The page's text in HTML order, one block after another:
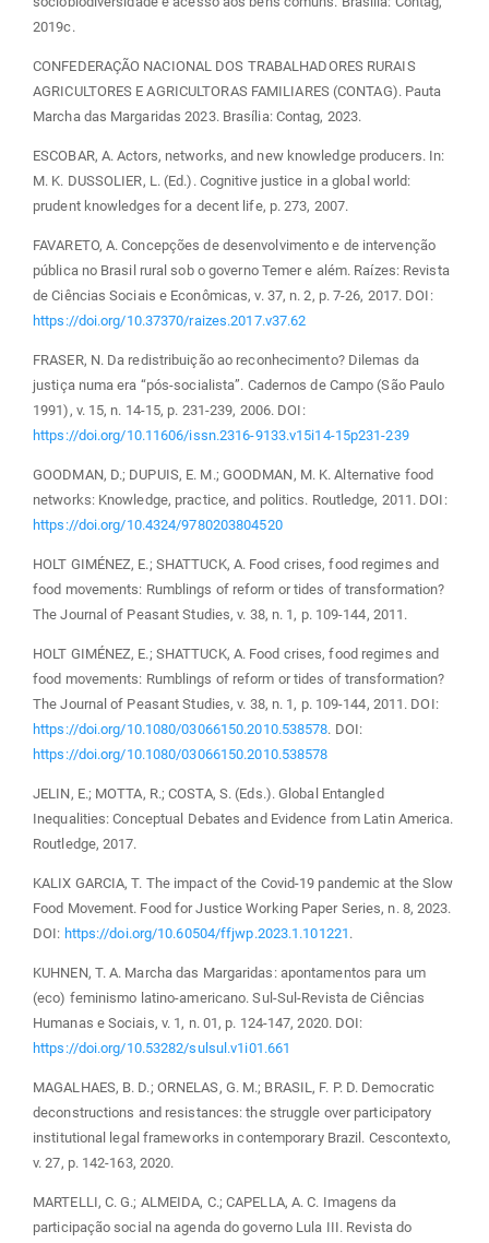
2019c.
CONFEDERAÇÃO NACIONAL DOS TRABALHADORES RURAIS
AGRICULTORES E AGRICULTORAS FAMILIARES (CONTAG). Pauta
Marcha das Margaridas 2023. Brasília: Contag, 2023.
ESCOBAR, A. Actors, networks, and new knowledge producers. In:
M. K. DUSSOLIER, L. (Ed.). Cognitive justice in a global world:
prudent knowledges for a decent life, p. 273, 2007.
FAVARETO, A. Concepções de desenvolvimento e de intervenção
pública no Brasil rural sob o governo Temer e além. Raízes: Revista
de Ciências Sociais e Econômicas, v. 37, n. 2, p. 7-26, 2017. DOI:
https://doi.org/10.37370/raizes.2017.v37.62
FRASER, N. Da redistribuição ao reconhecimento? Dilemas da
justiça numa era “pós-socialista”. Cadernos de Campo (São Paulo
1991), v. 15, n. 14-15, p. 231-239, 2006. DOI:
https://doi.org/10.11606/issn.2316-9133.v15i14-15p231-239
GOODMAN, D.; DUPUIS, E. M.; GOODMAN, M. K. Alternative food
networks: Knowledge, practice, and politics. Routledge, 2011. DOI:
https://doi.org/10.4324/9780203804520
HOLT GIMÉNEZ, E.; SHATTUCK, A. Food crises, food regimes and
food movements: Rumblings of reform or tides of transformation?
The Journal of Peasant Studies, v. 38, n. 1, p. 109-144, 2011.
HOLT GIMÉNEZ, E.; SHATTUCK, A. Food crises, food regimes and
food movements: Rumblings of reform or tides of transformation?
The Journal of Peasant Studies, v. 38, n. 1, p. 109-144, 2011. DOI:
https://doi.org/10.1080/03066150.2010.538578. DOI:
https://doi.org/10.1080/03066150.2010.538578
JELIN, E.; MOTTA, R.; COSTA, S. (Eds.). Global Entangled
Inequalities: Conceptual Debates and Evidence from Latin America.
Routledge, 2017.
KALIX GARCIA, T. The impact of the Covid-19 pandemic at the Slow
Food Movement. Food for Justice Working Paper Series, n. 8, 2023.
DOI: https://doi.org/10.60504/ffjwp.2023.1.101221 .
KUHNEN, T. A. Marcha das Margaridas: apontamentos para um
(eco) feminismo latino-americano. Sul-Sul-Revista de Ciências
Humanas e Sociais, v. 1, n. 01, p. 124-147, 2020. DOI:
https://doi.org/10.53282/sulsul.v1i01.661
MAGALHAES, B. D.; ORNELAS, G. M.; BRASIL, F. P. D. Democratic
deconstructions and resistances: the struggle over participatory
institutional legal frameworks in contemporary Brazil. Cescontexto,
v. 27, p. 142-163, 2020.
MARTELLI, C. G.; ALMEIDA, C.; CAPELLA, A. C. Imagens da
participação social na agenda do governo Lula III. Revista do